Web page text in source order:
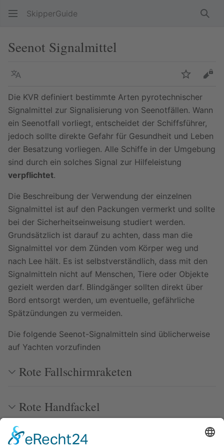
SkipperGuide
Seenot Signalmittel
Sprache
Die KVR definiert bestimmte Arten pyrotechnischer
Signalmittel zur Signalisierung von Seenotfällen. Wann
ein Seenotfall vorliegt, entscheidet der Schiffsführer,
jedoch sollte direkte Gefahr für Gesundheit und Leben
der Besatzung vorliegen. Alle Schiffe in der Umgebung
sind durch ein solches Signal zur Hilfeleistung
verpflichtet.
Die Beschreibung der Verwendung der einzelnen
Signalmittel ist auf den Packungen vermerkt und sollte
bei der Sicherheitseinweisung studiert werden.
Grundsätzlich ist darauf zu achten, dass man die
Signalmittel vor dem Zünden vom Körper weg und
nach Lee hält. Es ist selbstverständlich, dass mit den
Signalmitteln nicht auf Menschen, Tiere oder Objekte
gezielt werden darf. Blindgänger sollten direkt über
Bord entsorgt werden, um eventuelle, gefährliche
Spätzündungen zu vermeiden.
Die folgende Seenot-Signalmitteln sind üblicherweise
auf Yachten vorzufinden
Rote Fallschirmraketen
Rote Handfackel
orangefarbener Rauch